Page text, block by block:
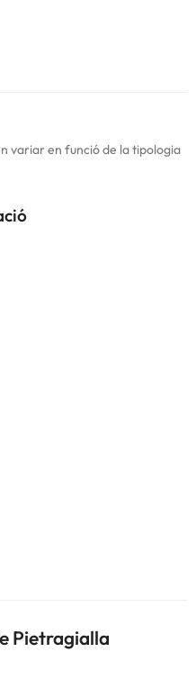
variar en funció de la tipologia
Pietragialla